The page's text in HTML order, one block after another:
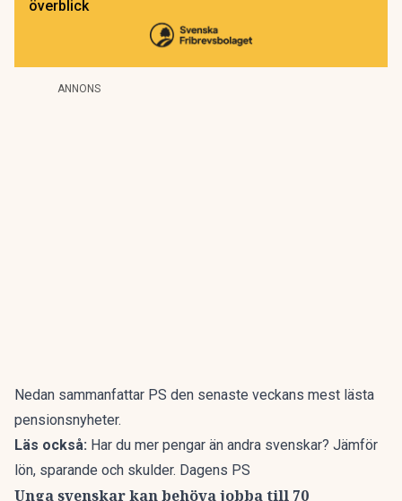
överblick
ANNONS
Nedan sammanfattar PS den senaste veckans mest lästa
pensionsnyheter.
Läs också: Har du mer pengar än andra svenskar? Jämför
lön, sparande och skulder. Dagens PS
Unga svenskar kan behöva jobba till 70